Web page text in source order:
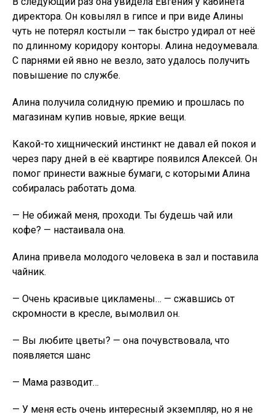
директора. Он ковылял в гипсе и при виде Алины
чуть не потерял костыли — так быстро удирал от неё
по длинному коридору конторы. Алина недоумевала.
С парнями ей явно не везло, зато удалось получить
повышение по службе.
Алина получила солидную премию и прошлась по
магазинам купив новые, яркие вещи.
Какой-то хищнический инстинкт не давал ей покоя и
через пару дней в её квартире появился Алексей. Он
помог принести важные бумаги, с которыми Алина
собиралась работать дома.
— Не обижай меня, проходи. Ты будешь чай или
кофе? — настаивала она.
Алина привела молодого человека в зал и поставила
чайник.
— Очень красивые цикламены… — сжавшись от
скромности в кресле, вымолвил он.
— Вы любите цветы? — она почувствовала, что
появляется шанс
— Мама разводит…
— У меня есть очень интересный экземпляр, но я не